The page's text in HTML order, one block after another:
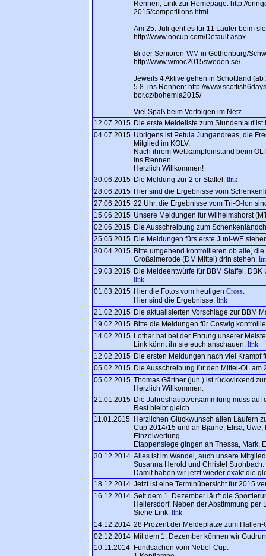
Rennen, Link zur Homepage: http://
2015/competitions.html
Am 25. Juli geht es für 11 Läufer beim
http://www.oocup.com/Default.aspx
Bi der Senioren-WM in Gothenburg/
http://www.wmoc2015sweden.se/
Jeweils 4 Aktive gehen in Schottland
5.8. ins Rennen: http://
bor.cz/bohemia2015/
Viel Spaß beim Verfolgen im Netz.
12.07.2015 Die erste Meldeliste zum Stundenlauf
04.07.2015 Übrigens ist Petula Jungandreas, die
Mitglied im KOLV.
Nach ihrem Wettkampfeinstand beim
ins Rennen.
Herzlich Willkommen!
30.06.2015 Die Meldung zur 2 er Staffel: link
28.06.2015 Hier sind die Ergebnisse vom
27.06.2015 22 Uhr, die Ergebnisse vom Tri-O-lon
15.06.2015 Unsere Meldungen für Wilhelmshorst
02.06.2015 Die Ausschreibung zum
25.05.2015 Die Meldungen fürs erste Juni-WE
30.04.2015 Bitte umgehend kontrollieren ob alle,
Großalmerode (DM Mittel) drin stehen.
19.03.2015 Die Meldeentwürfe für BBM Staffel,
link
01.03.2015 Hier die Fotos vom heutigen Cross
Hier sind die Ergebnisse: link
21.02.2015 Die aktualisierten Vorschläge zur BBM
19.02.2015 Bitte die Meldungen für Coswig
14.02.2015 Lothar hat bei der Ehrung unserer
Link könnt ihr sie euch anschauen. link
12.02.2015 Die ersten Meldungen nach viel Krampf
05.02.2015 Die Ausschreibung für den Mittel-OL am
05.02.2015 Thomas Gärtner (jun.) ist rückwirkend
Herzlich Willkommen.
21.01.2015 Die Jahreshauptversammlung muss
Rest bleibt gleich.
11.01.2015 Herzlichen Glückwunsch allen Läufern
Cup 2014/15 und an Bjarne, Elisa,
Einzelwertung.
Etappensiege gingen an Thessa, Mark,
30.12.2014 Alles ist im Wandel, auch unsere
Susanna Herold und Christel
Damit haben wir jetzt wieder exakt die
18.12.2014 Jetzt ist eine Terminübersicht für 2015
16.12.2014 Seit dem 1. Dezember läuft die
Hellersdorf. Neben der Abstimmung per
Siehe Link. link
14.12.2014 28 Prozent der Meldeplätze zum
02.12.2014 Mit dem 1. Dezember können wir
10.11.2014 Fundsachen vom Nebel-Cup: